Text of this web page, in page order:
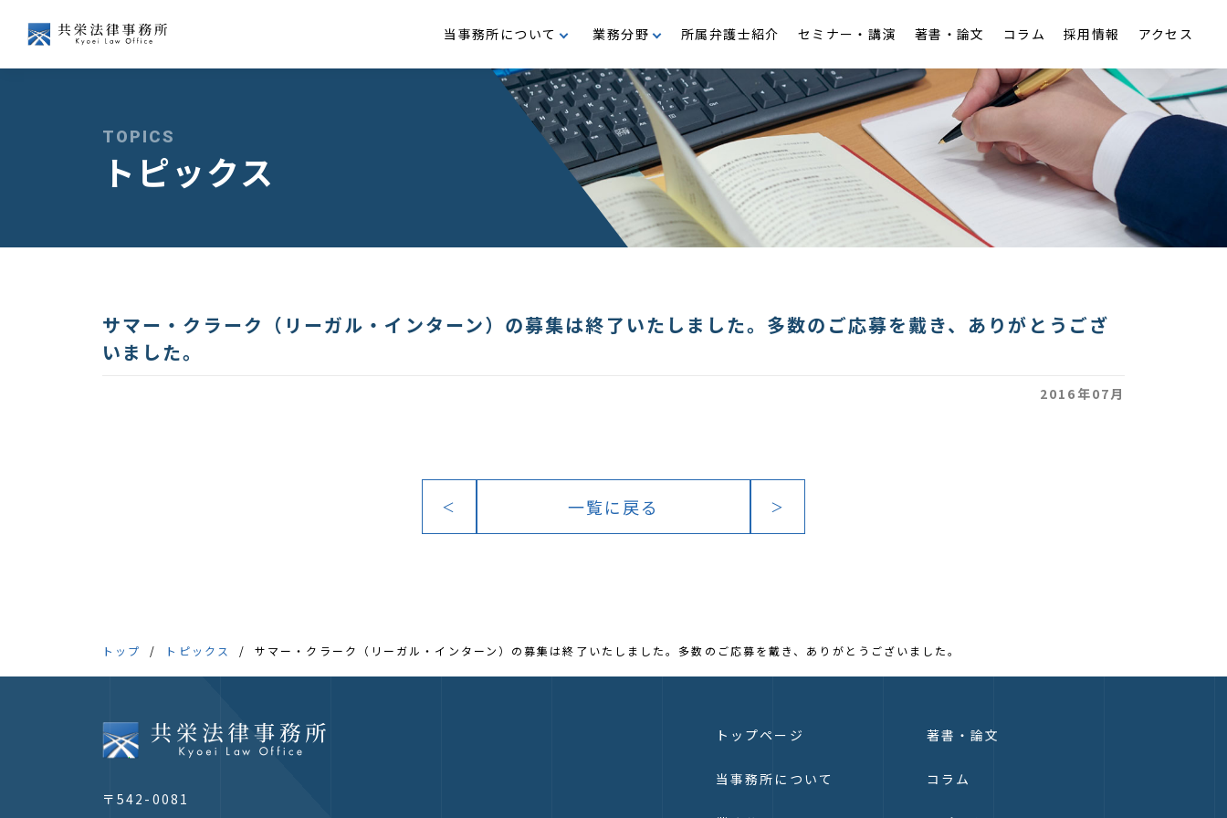
当事務所について
沿革 代表メッセージ アクセス
業務分野
M＆A・企業再編 事業再生・倒産 行政 税務 労働 知的財産
経済法 公益・メセナ活動
所属弁護士紹介 セミナー・講演 著書・論文 コラム 採用情報 アクセス
TOPICS
トピックス
サマー・クラーク（リーガル・インターン）の募集は終了いたしました。多数のご応募を戴き、ありがとうござ
いました。
2016年07月
＜ 一覧に戻る ＞
トップ トピックス サマー・クラーク（リーガル・インターン）の募集は終了いたしました。多数のご応募を戴き、ありがとうございました。
〒542-0081
トップページ
当事務所について
著書・論文
コラム